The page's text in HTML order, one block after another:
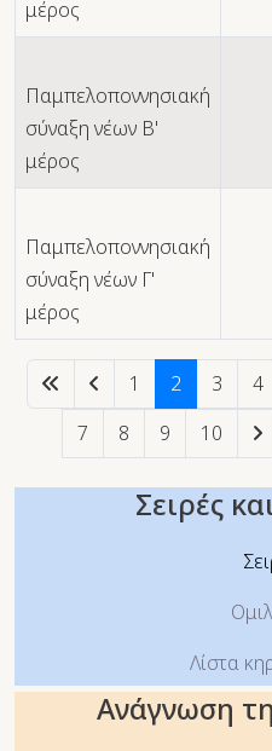
μέρος
Παμπελοποννησιακή
σύναξη νέων Β'
μέρος
Παμπελοποννησιακή
σύναξη νέων Γ'
μέρος
1 2 3 4
7
8 9 10
Σειρές
Λίστα
Ανάγνωση